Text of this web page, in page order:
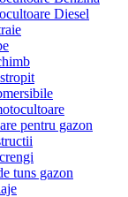
Diesel
pentru gazon
tuns gazon